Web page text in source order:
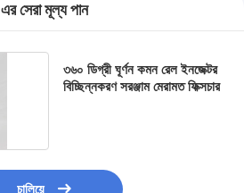
এর সেরা মূল্য পান
৩৬০ ডিগ্রী ঘূর্ণন কমন রেল ইনজেক্টর
বিচ্ছিন্নকরণ সরঞ্জাম মেরামত ফিক্সচার
চালিয়ে